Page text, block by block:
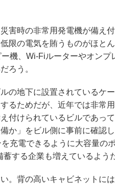
害時の非常用発電機が備え
限の電気を賄うものがほと
機、Wi-Fiルーターやオンプ
ろう。
の地下に設置されているケ
るためだが、近年では非常
付けられているビルであっ
か」をビル側に事前に確認
充電できるように大容量の
する企業も増えているよう
。背の高いキャビネットに